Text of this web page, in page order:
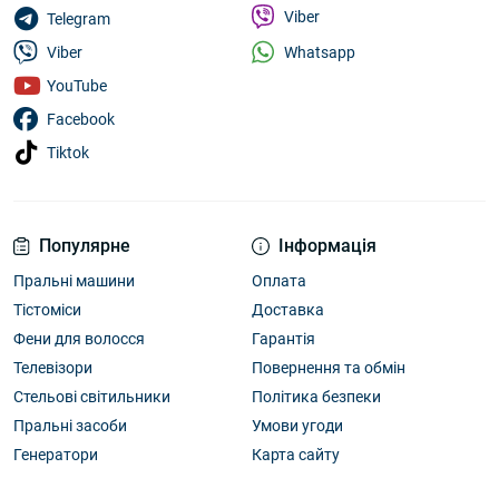
Популярне
Пральні машини
Тістоміси
Фени для волосся
Телевізори
Стельові світильники
Пральні засоби
Генератори
Інформація
Оплата
Доставка
Гарантія
Повернення та обмін
Політика безпеки
Умови угоди
Карта сайту
Telegram
Viber
YouTube
Facebook
Tiktok
Viber
Whatsapp